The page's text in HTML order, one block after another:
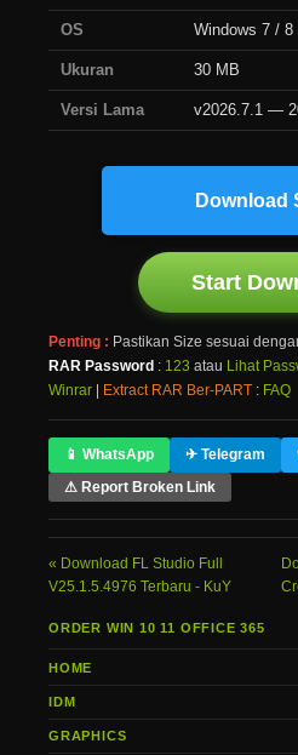
OS Windows 7 / 8
Ukuran 30 MB
Versi Lama v2026.7.1 —
Download
Start
Penting : Pastikan Size sesuai
RAR Password : 123 atau Lihat
Winrar
Extract RAR Ber-PART : FAQ
📱 WhatsApp ✈ Telegram
⚠ Report Broken Link
Download FL Studio Full
V25.1.5.4976 Terbaru - KuY
ORDER WIN 10 11 OFFICE 365
HOME
IDM
GRAPHICS